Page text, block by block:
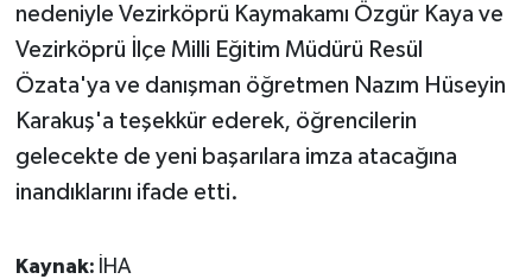
nedeniyle Vezirköprü Kaymakamı Özgür Kaya ve
Vezirköprü İlçe Milli Eğitim Müdürü Resül
Özata'ya ve danışman öğretmen Nazım Hüseyin
Karakuş'a teşekkür ederek, öğrencilerin
gelecekte de yeni başarılara imza atacağına
inandıklarını ifade etti.
Kaynak: İHA